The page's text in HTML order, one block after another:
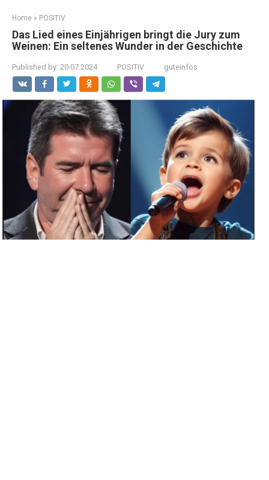
Home » POSITIV
Das Lied eines Einjährigen bringt die Jury zum
Weinen: Ein seltenes Wunder in der Geschichte
Published by: 20.07.2024 POSITIV guteinfos